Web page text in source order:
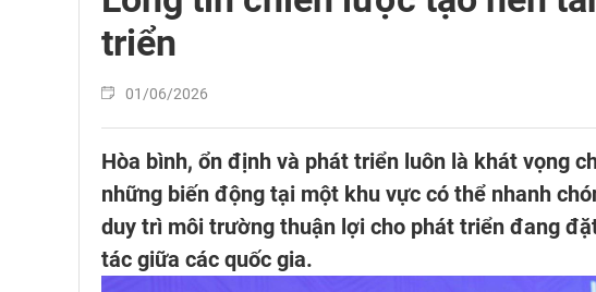
triển
01/06/2026
Hòa bình, ổn định và phát triển luôn là khát vọng
những biến động tại một khu vực có thể nhanh
duy trì môi trường thuận lợi cho phát triển đang
tác giữa các quốc gia.